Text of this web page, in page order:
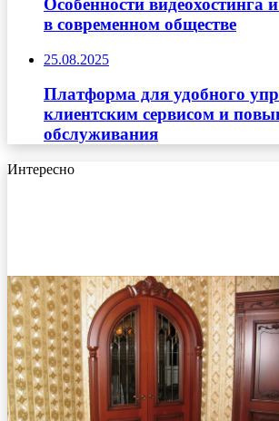
Особенности видеохостинга
в современном обществе
25.08.2025
Платформа для удобного
клиентским сервисом и
обслуживания
Интересно